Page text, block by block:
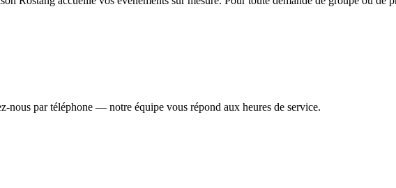
nous par téléphone — notre équipe vous répond aux heures de service.